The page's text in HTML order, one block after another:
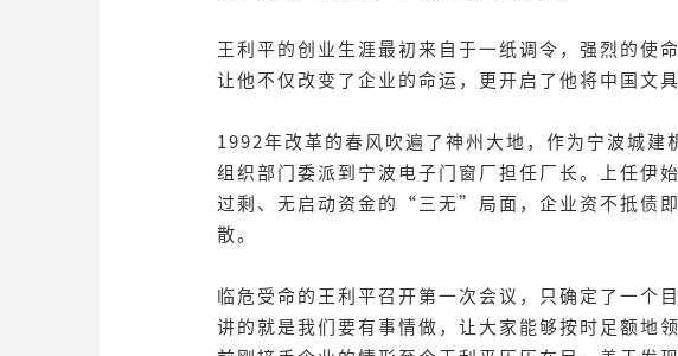
王利平的创业生涯最初来自于一纸调令，强烈的使
让他不仅改变了企业的命运，更开启了他将中国文
1992年改革的春风吹遍了神州大地，作为宁波城建
组织部门委派到宁波电子门窗厂担任厂长。上任伊
过剩、无启动资金的“三无”局面，企业资不抵债
散。
临危受命的王利平召开第一次会议，只确定了一
讲的就是我们要有事情做，让大家能够按时足额地